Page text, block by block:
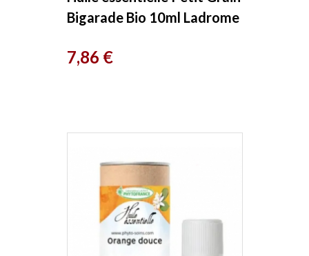
Bigarade Bio 10ml Ladrome
Prix
7,86 €